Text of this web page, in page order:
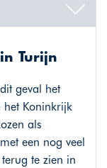
Turijn
geval het
het Koninkrijk
als
een nog veel
te zien in